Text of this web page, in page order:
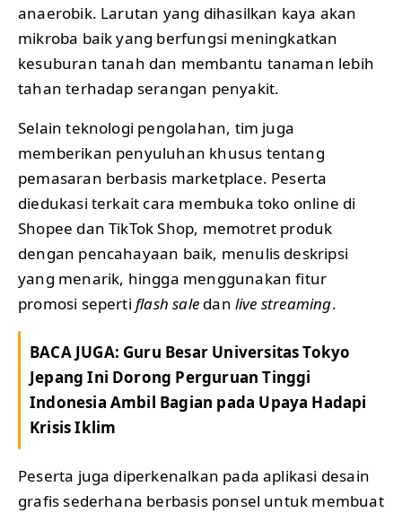
anaerobik. Larutan yang dihasilkan kaya akan
mikroba baik yang berfungsi meningkatkan
kesuburan tanah dan membantu tanaman lebih
tahan terhadap serangan penyakit.
Selain teknologi pengolahan, tim juga
memberikan penyuluhan khusus tentang
pemasaran berbasis marketplace. Peserta
diedukasi terkait cara membuka toko online di
Shopee dan TikTok Shop, memotret produk
dengan pencahayaan baik, menulis deskripsi
yang menarik, hingga menggunakan fitur
promosi sepertiflash saledan live streaming.
BACA JUGA: Guru Besar Universitas Tokyo
Jepang Ini Dorong Perguruan Tinggi
Indonesia Ambil Bagian pada Upaya Hadapi
Krisis Iklim
Peserta juga diperkenalkan pada aplikasi desain
grafis sederhana berbasis ponsel untuk membuat